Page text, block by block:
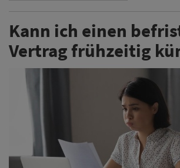
Kann ich einen
Vertrag frühzeitig